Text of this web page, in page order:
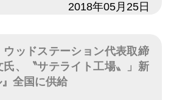
2018年05月25日
ウッドステーション代表取締
、〝サテライト工場〟」新
全国に供給